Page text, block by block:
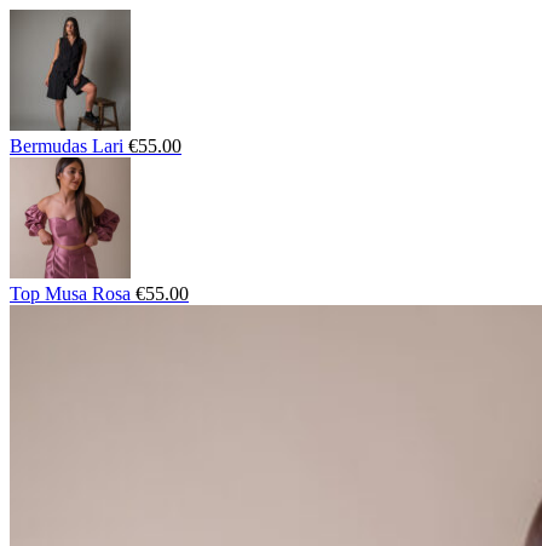
Bermudas Lari €55.00
Top Musa Rosa €55.00